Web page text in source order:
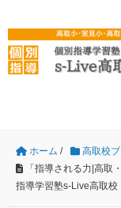
ホーム / 高取校
「指導される力|高取
指導学習塾s-Live高取校